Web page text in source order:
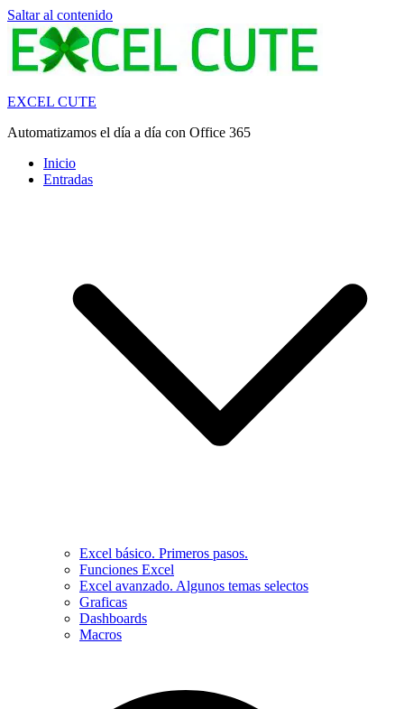
Saltar al contenido
EXCEL CUTE
Automatizamos el día a día con Office 365
Inicio
Entradas
Excel básico. Primeros pasos.
Funciones Excel
Excel avanzado. Algunos temas selectos
Graficas
Dashboards
Macros